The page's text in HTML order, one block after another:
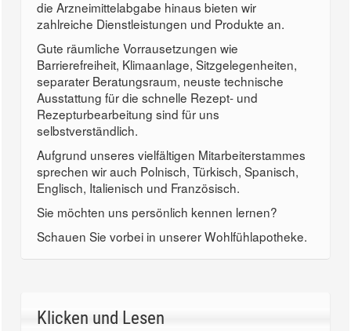
die Arzneimittelabgabe hinaus bieten wir
zahlreiche Dienstleistungen und Produkte an.
Gute räumliche Vorrausetzungen wie
Barrierefreiheit, Klimaanlage, Sitzgelegenheiten,
separater Beratungsraum, neuste technische
Ausstattung für die schnelle Rezept- und
Rezepturbearbeitung sind für uns
selbstverständlich.
Aufgrund unseres vielfältigen Mitarbeiterstammes
sprechen wir auch Polnisch, Türkisch, Spanisch,
Englisch, Italienisch und Französisch.
Sie möchten uns persönlich kennen lernen?
Schauen Sie vorbei in unserer Wohlfühlapotheke.
Klicken und Lesen